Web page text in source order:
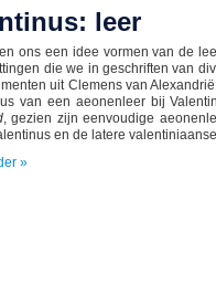
leer
ons een idee vormen van de
die we in geschriften van
uit Clemens van
van een aeonenleer bij
, gezien zijn eenvoudige
en de latere
»